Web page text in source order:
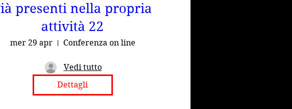
presenti nella propria
attività 22
mer 29 apr Conferenza on line
Vedi tutto
Dettagli